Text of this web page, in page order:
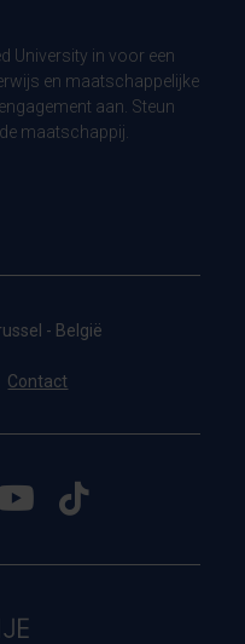
University in voor een
en maatschappelijke
aan. Steun
maatschappij.
- België
Contact